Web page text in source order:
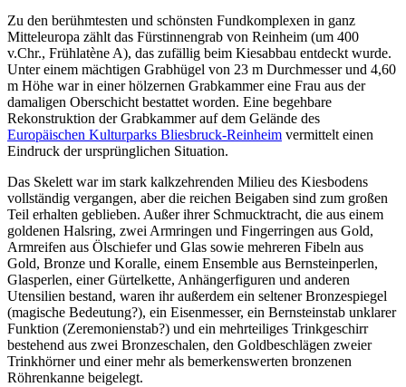
Zu den berühmtesten und schönsten Fundkomplexen in ganz
Mitteleuropa zählt das Fürstinnengrab von Reinheim (um 400
v.Chr., Frühlatène A), das zufällig beim Kiesabbau entdeckt wurde.
Unter einem mächtigen Grabhügel von 23 m Durchmesser und 4,60
m Höhe war in einer hölzernen Grabkammer eine Frau aus der
damaligen Oberschicht bestattet worden. Eine begehbare
Rekonstruktion der Grabkammer auf dem Gelände des
Europäischen Kulturparks Bliesbruck-Reinheim vermittelt einen
Eindruck der ursprünglichen Situation.
Das Skelett war im stark kalkzehrenden Milieu des Kiesbodens
vollständig vergangen, aber die reichen Beigaben sind zum großen
Teil erhalten geblieben. Außer ihrer Schmucktracht, die aus einem
goldenen Halsring, zwei Armringen und Fingerringen aus Gold,
Armreifen aus Ölschiefer und Glas sowie mehreren Fibeln aus
Gold, Bronze und Koralle, einem Ensemble aus Bernsteinperlen,
Glasperlen, einer Gürtelkette, Anhängerfiguren und anderen
Utensilien bestand, waren ihr außerdem ein seltener Bronzespiegel
(magische Bedeutung?), ein Eisenmesser, ein Bernsteinstab unklarer
Funktion (Zeremonienstab?) und ein mehrteiliges Trinkgeschirr
bestehend aus zwei Bronzeschalen, den Goldbeschlägen zweier
Trinkhörner und einer mehr als bemerkenswerten bronzenen
Röhrenkanne beigelegt.